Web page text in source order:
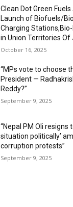
Clean Dot Green
Launch of Biofuels/
Charging
in Union Territories
October 16, 2025
“MPs vote to choose
President —
Reddy?”
September 9, 2025
“Nepal PM Oli resigns
situation politically’
corruption protests”
September 9, 2025